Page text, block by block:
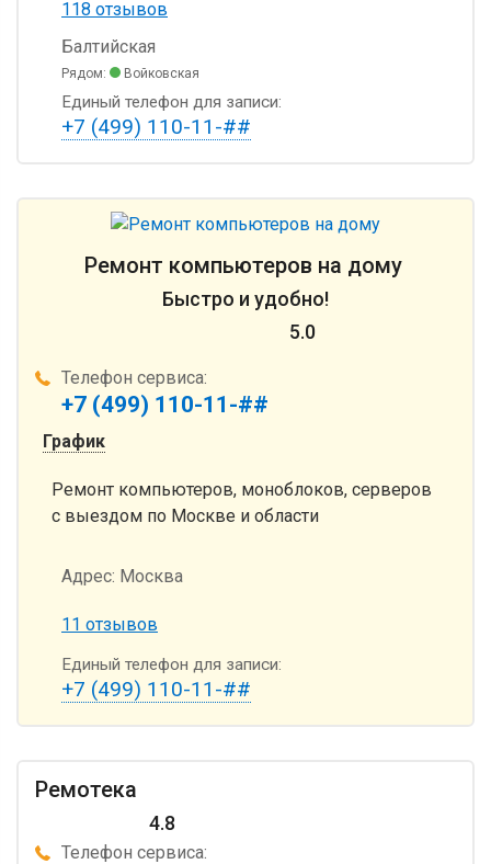
118 отзывов
Балтийская
Рядом: Войковская
Единый телефон для записи:
+7 (499) 110-11-##
Ремонт компьютеров на дому
Быстро и удобно!
5.0
Телефон сервиса:
+7 (499) 110-11-##
График
Ремонт компьютеров, моноблоков, серверов
с выездом по Москве и области
Адрес: Москва
11 отзывов
Единый телефон для записи:
+7 (499) 110-11-##
Ремотека
4.8
Телефон сервиса: